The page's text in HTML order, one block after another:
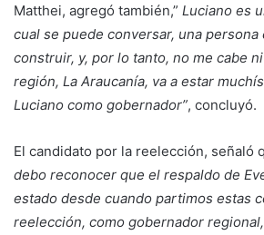
Matthei, agregó también,” Luciano es
cual se puede conversar, una persona
construir, y, por lo tanto, no me cabe
región, La Araucanía, va a estar
Luciano como gobernador”, concluyó.
El candidato por la reelección, señaló
debo reconocer que el respaldo de
estado desde cuando partimos estas
reelección, como gobernador